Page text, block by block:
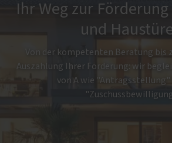
Ihr Weg zur
und
Von der kompetenten Beratung bis
Auszahlung Ihrer Förderung: wir
von A wie "Antragsstellung"